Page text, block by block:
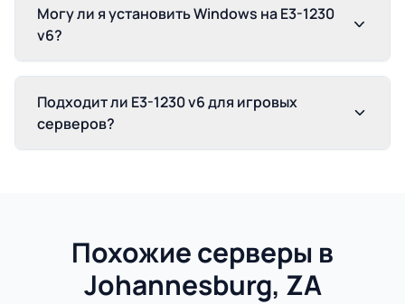
Могу ли я установить Windows на E3-1230
v6?
Подходит ли E3-1230 v6 для игровых
серверов?
Похожие серверы в
Johannesburg, ZA